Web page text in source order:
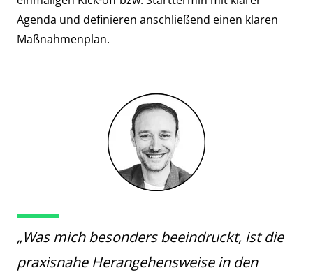
Agenda und definieren anschließend einen klaren
Maßnahmenplan.
„Was mich besonders beeindruckt, ist die
praxisnahe Herangehensweise in den